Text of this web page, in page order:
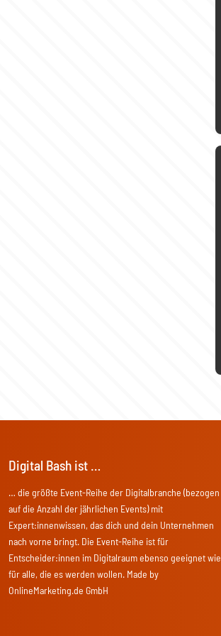
Digital Bash ist …
… die größte Event-Reihe der Digitalbranche (bezogen
auf die Anzahl der jährlichen Events) mit
Expert:innenwissen, das dich und dein Unternehmen
nach vorne bringt. Die Event-Reihe ist für
Entscheider:innen im Digitalraum ebenso geeignet wie
für alle, die es werden wollen. Made by
OnlineMarketing.de GmbH